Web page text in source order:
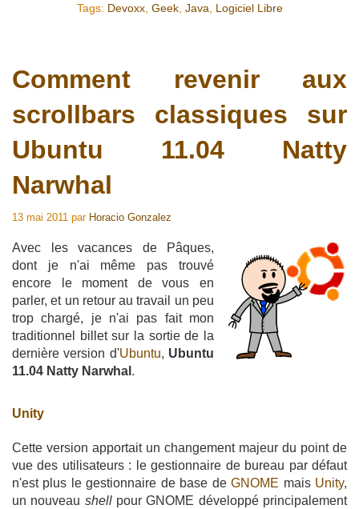
Tags: Devoxx, Geek, Java Logiciel Libre
Comment revenir aux
scrollbars classiques sur
Ubuntu 11.04 Natty
Narwhal
13 mai 2011 par Horacio Gonzalez
Avec les vacances de Pâques,
dont je n'ai même pas trouvé
encore le moment de vous en
parler, et un retour au travail un peu
trop chargé, je n'ai pas fait mon
traditionnel billet sur la sortie de la
dernière version d'Ubuntu, Ubuntu
11.04 Natty Narwhal .
Unity
Cette version apportait un changement majeur du point de
vue des utilisateurs : le gestionnaire de bureau par défaut
n'est plus le gestionnaire de base deGNOME mais Unity,
un nouveau shellpour GNOME développé principalement